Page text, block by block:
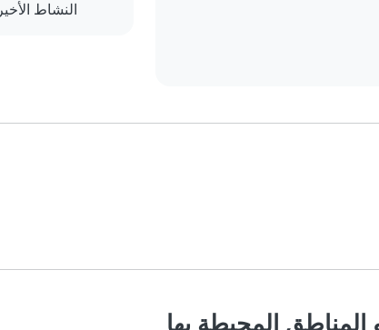
النشاط الأخير
المحيطة بها